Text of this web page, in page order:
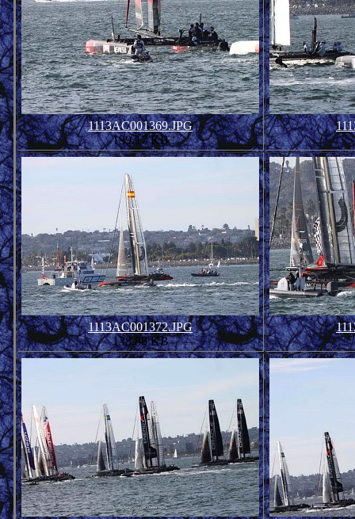
1113AC001369.JPG
199.17 KB
1113AC001372.JPG
138.88 KB